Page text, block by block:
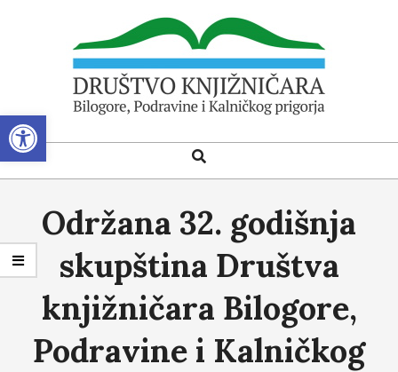
Open toolbar
DRUŠTVO
KNJIŽNIČARA
PODRAVINE
I
KALNIČKOG
PRIGORJA
Primary
Navigation
Search
Održana 32. godišnja
skupština Društva
knjižničara Bilogore,
Podravine i Kalničkog